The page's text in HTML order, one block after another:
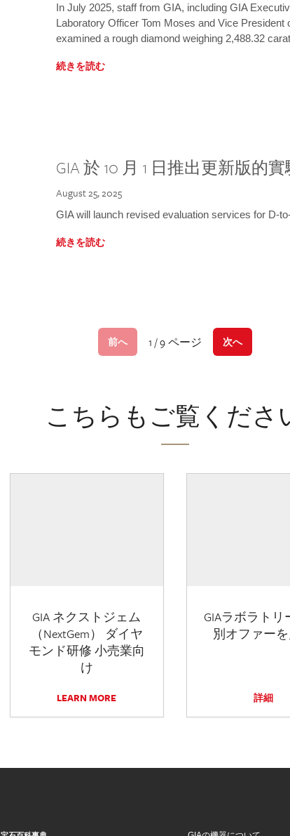
In July 2025, staff from GIA, including GIA
Laboratory Officer Tom Moses and Vice
examined a rough diamond weighing 2,488.32
続きを読む
GIA 於 10 月 1 日推出更新版的
August 25, 2025
GIA will launch revised evaluation services for D-
続きを読む
前へ 1 / 9 ページ 次へ
こちらもご覧くださ
GIA ネクストジェム
（NextGem） ダイヤ
モンド研修 小売業向
け
LEARN MORE
GIAラボラトリ
別オファー
詳細